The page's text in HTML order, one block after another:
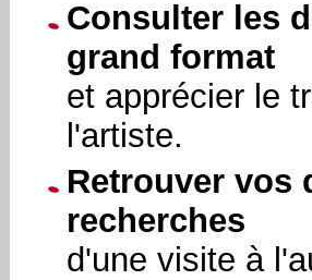
Consulter les
grand format
et apprécier le
l'artiste.
Retrouver vos
recherches
d'une visite à